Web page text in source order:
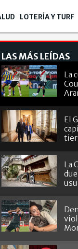
LOTERÍA Y TURF
LAS MÁS LEÍDAS
La
El
La